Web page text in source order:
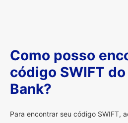
Como posso
código SWIFT
Bank?
Para encontrar seu código SWIFT,